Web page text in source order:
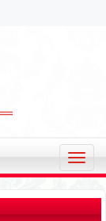
T
o
g